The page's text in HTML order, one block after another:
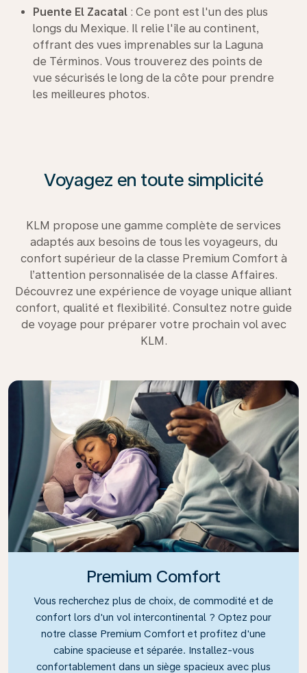
Puente El Zacatal : Ce pont est l'un des plus
longs du Mexique. Il relie l'île au continent,
offrant des vues imprenables sur la Laguna
de Términos. Vous trouverez des points de
vue sécurisés le long de la côte pour prendre
les meilleures photos.
Voyagez en toute simplicité
KLM propose une gamme complète de services
adaptés aux besoins de tous les voyageurs, du
confort supérieur de la classe Premium Comfort à
l’attention personnalisée de la classe Affaires.
Découvrez une expérience de voyage unique alliant
confort, qualité et flexibilité. Consultez notre guide
de voyage pour préparer votre prochain vol avec
KLM.
Premium Comfort
Vous recherchez plus de choix, de commodité et de
confort lors d'un vol intercontinental ? Optez pour
notre classe Premium Comfort et profitez d'une
cabine spacieuse et séparée. Installez-vous
confortablement dans un siège spacieux avec plus